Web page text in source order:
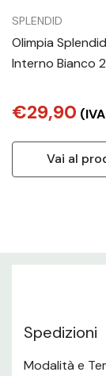
SPLENDID
Olimpia
Interno Bianco
elettrico con
€29,90
Vai al
Spedizioni
Modalità e